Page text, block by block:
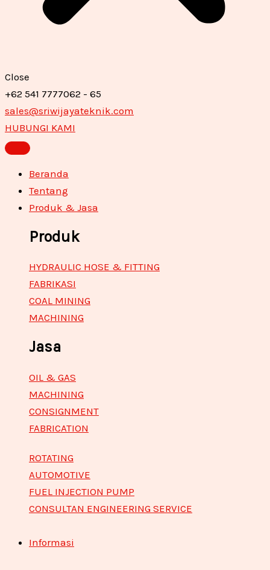
Close
+62 541 7777062 - 65
sales@sriwijayateknik.com
HUBUNGI KAMI
Beranda
Tentang
Produk & Jasa
Produk
HYDRAULIC HOSE & FITTING
FABRIKASI
COAL MINING
MACHINING
Jasa
OIL & GAS
MACHINING
CONSIGNMENT
FABRICATION
ROTATING
AUTOMOTIVE
FUEL INJECTION PUMP
CONSULTAN ENGINEERING SERVICE
Informasi